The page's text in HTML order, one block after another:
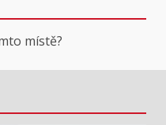
místě?